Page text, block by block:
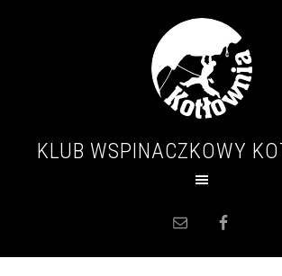
KLUB WSPINACZKOWY